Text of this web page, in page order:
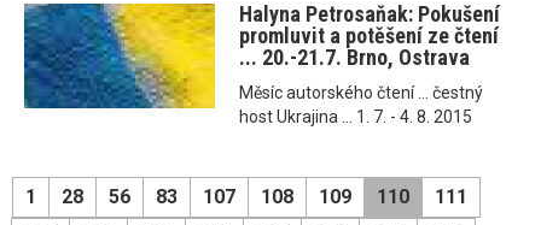
Halyna Petrosaňak: Pokušení
promluvit a potěšení ze čtení
... 20.-21.7. Brno, Ostrava
Měsíc autorského čtení ... čestný
host Ukrajina ... 1. 7. - 4. 8. 2015
1 28 56 83 107 108 109 110
111